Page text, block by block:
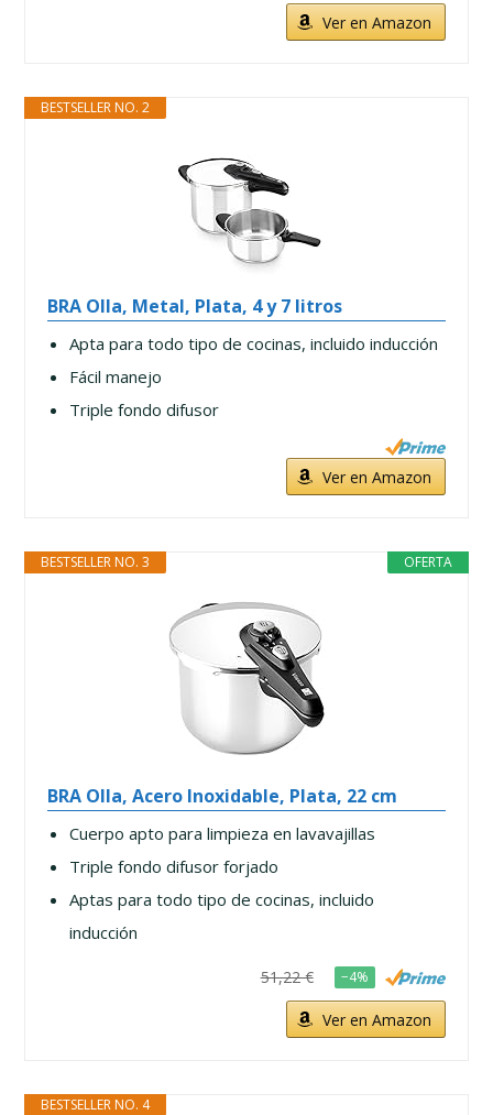
Ver en Amazon
BESTSELLER NO. 2
BRA Olla, Metal, Plata, 4 y 7 litros
Apta para todo tipo de cocinas, incluido inducción
Fácil manejo
Triple fondo difusor
Ver en Amazon
OFERTA
BESTSELLER NO. 3
BRA Olla, Acero Inoxidable, Plata, 22 cm
Cuerpo apto para limpieza en lavavajillas
Triple fondo difusor forjado
Aptas para todo tipo de cocinas, incluido
inducción
51,22 € −4%
Ver en Amazon
BESTSELLER NO. 4